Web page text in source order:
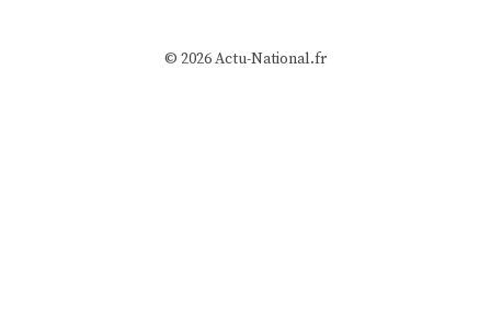
© 2026 Actu-National.fr